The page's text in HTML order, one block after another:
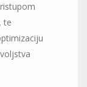
te